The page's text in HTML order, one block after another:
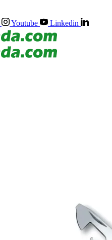
Youtube Linkedin